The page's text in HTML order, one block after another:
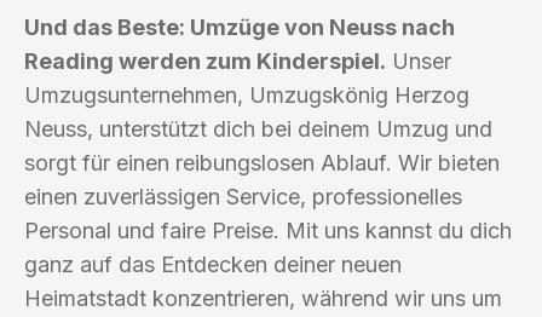
Und das Beste: Umzüge von Neuss nach
Reading werden zum Kinderspiel. Unser
Umzugsunternehmen, Umzugskönig Herzog
Neuss, unterstützt dich bei deinem Umzug und
sorgt für einen reibungslosen Ablauf. Wir bieten
einen zuverlässigen Service, professionelles
Personal und faire Preise. Mit uns kannst du dich
ganz auf das Entdecken deiner neuen
Heimatstadt konzentrieren, während wir uns um